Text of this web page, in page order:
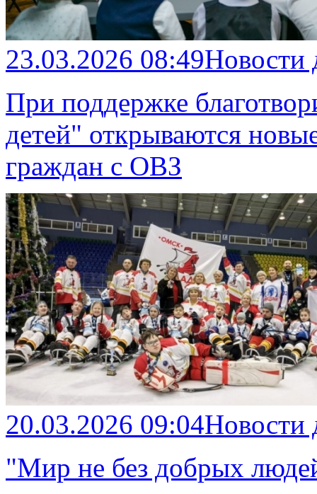
23.03.2026 08:49
При поддержке
детей" открываются
граждан с ОВЗ
20.03.2026 09:04
"Мир не без добрых